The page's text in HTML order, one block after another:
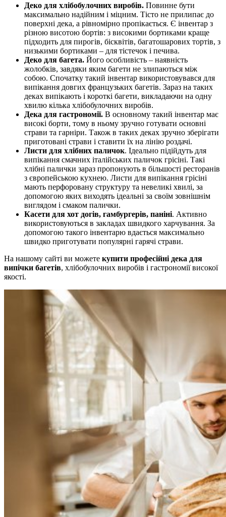
Деко для хлібобулочних виробів. Повинне бути
максимально надійним і міцним. Тісто не прилипає до
поверхні дека, а рівномірно пропікається. Є інвентар з
різною висотою бортів: з високими бортиками краще
підходить для пирогів, бісквітів, багатошарових тортів, з
низькими бортиками – для тістечок і печива.
Деко для багета. Його особливість – наявність
жолобків, завдяки яким багети не злипаються між
собою. Спочатку такий інвентар використовувався для
випікання довгих французьких багетів. Зараз на таких
деках випікають і короткі багети, викладаючи на одну
хвилю кілька хлібобулочних виробів.
Дека для гастрономії. В основному такий інвентар має
високі борти, тому в ньому зручно готувати основні
страви та гарніри. Також в таких деках зручно зберігати
приготовані страви і ставити їх на лінію роздачі.
Листи для хлібних паличок. Ідеально підійдуть для
випікання смачних італійських паличок грісіні. Такі
хлібні палички зараз пропонують в більшості ресторанів
з європейською кухнею. Листи для випікання грісіні
мають перфоровану структуру та невеликі хвилі, за
допомогою яких виходять ідеальні за своїм зовнішнім
виглядом і смаком палички.
Касети для хот догів, гамбургерів, паніні. Активно
використовуються в закладах швидкого харчування. За
допомогою такого інвентарю вдається максимально
швидко приготувати популярні гарячі страви.
На нашому сайті ви можете купити професійні дека для
випічки багетів, хлібобулочних виробів і гастрономії високої
якості.